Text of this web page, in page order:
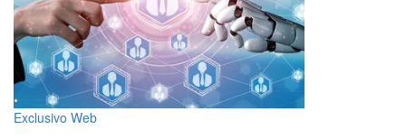
Exclusivo Web